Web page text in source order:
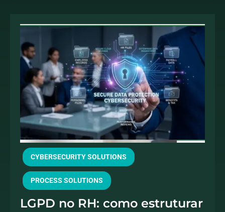
CYBERSECURITY SOLUTIONS
PROCESS SOLUTIONS
LGPD no RH: como estruturar